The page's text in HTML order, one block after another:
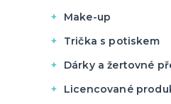
Uniformy
Halloween
Vánoce
Halloween
Havajská párty
Křídla a korunky
Make-up
Hororové líčení a
Tekutý latex
Trička s potiskem
Pivo a víno
Dárky a žertovné
Originální dárky
Licencované